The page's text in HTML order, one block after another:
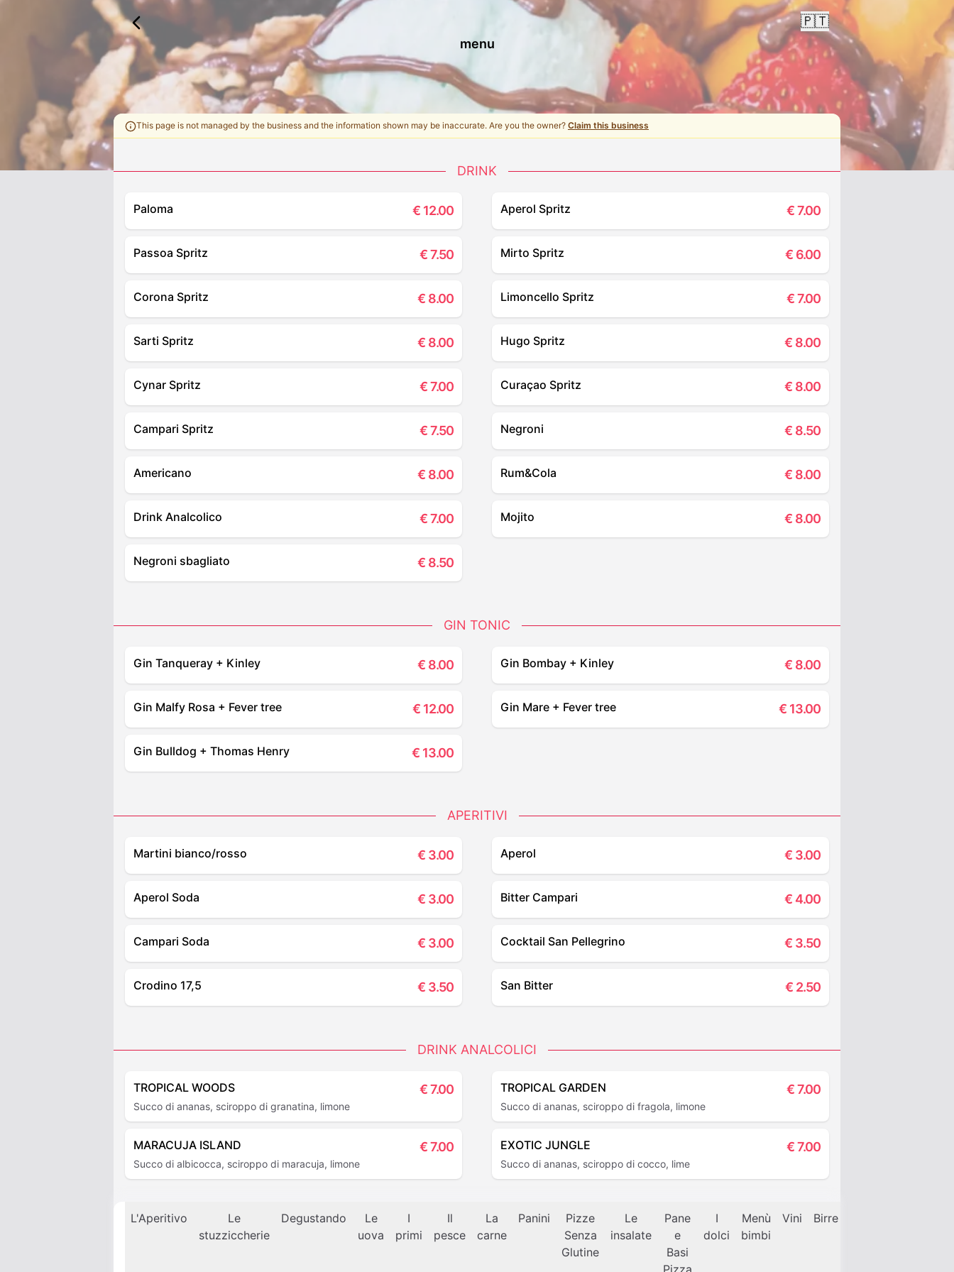
🇵🇹
menu
This page is not managed by the business and the information shown may be inaccurate. Are you the owner? Claim this business
DRINK
Paloma € 12.00 Aperol Spritz €7.00
Passoa Spritz €7.50 Mirto Spritz € 6.00
Corona Spritz € 8.00 Limoncello Spritz €7.00
Sarti Spritz € 8.00 Hugo Spritz € 8.00
Cynar Spritz €7.00 Curaçao Spritz € 8.00
Campari Spritz €7.50 Negroni € 8.50
Americano € 8.00 Rum&Cola € 8.00
Drink Analcolico €7.00 Mojito € 8.00
Negroni sbagliato € 8.50
GIN TONIC
Gin Tanqueray + Kinley € 8.00 Gin Bombay + Kinley € 8.00
Gin Malfy Rosa + Fever tree € 12.00 Gin Mare + Fever tree € 13.00
Gin Bulldog + Thomas Henry € 13.00
APERITIVI
Martini bianco/rosso € 3.00 Aperol € 3.00
Aperol Soda € 3.00 Bitter Campari € 4.00
Campari Soda € 3.00 Cocktail San Pellegrino € 3.50
Crodino 17,5 € 3.50 San Bitter € 2.50
DRINK ANALCOLICI
TROPICAL WOODS €7.00
Succo di ananas, sciroppo di granatina, limone
TROPICAL GARDEN €7.00
Succo di ananas, sciroppo di fragola, limone
MARACUJA ISLAND €7.00
Succo di albicocca, sciroppo di maracuja, limone
EXOTIC JUNGLE €7.00
Succo di ananas, sciroppo di cocco, lime
L'Aperitivo
Le
stuzziccherie
Degustando
Le
uova
I
primi
Il
pesce
La
carne
Panini
Pizze
Senza
Glutine
Le
insalate
Pane
e
Basi
Pizza
I
dolci
Menù
bimbi
Vini Birre